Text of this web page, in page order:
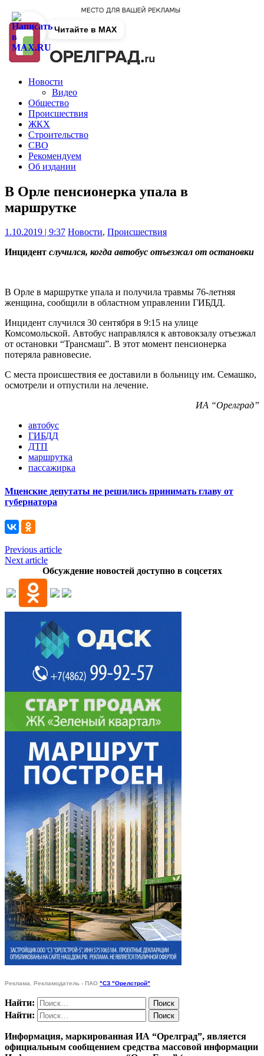
Новости
Видео
Общество
Происшествия
ЖКХ
Строительство
СВО
Рекомендуем
Об издании
В Орле пенсионерка упала в
маршрутке
1.10.2019 | 9:37 Новости, Происшествия
Инцидент случился, когда автобус отъезжал от остановки
В Орле в маршрутке упала и получила травмы 76-летняя
женщина, сообщили в областном управлении ГИБДД.
Инцидент случился 30 сентября в 9:15 на улице
Комсомольской. Автобус направлялся к автовокзалу отъезжал
от остановки “Трансмаш”. В этот момент пенсионерка
потеряла равновесие.
С места происшествия ее доставили в больницу им. Семашко,
осмотрели и отпустили на лечение.
ИА “Орелград”
автобус
ГИБДД
ДТП
маршрутка
пассажирка
Мценские депутаты не решились принимать главу от
губернатора
Previous article
Next article
Обсуждение новостей доступно в соцсетях
Реклама. Рекламодатель - ПАО "СЗ "Орелстрой"
Найти:
Найти:
Информация, маркированная ИА “Орелград”, является
официальным сообщением средства массовой информации
Читайте в MAX